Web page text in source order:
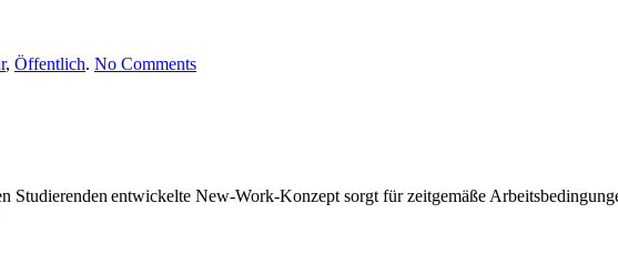
, Öffentlich. No Commentson
entwickelte New-Work-Konzept sorgt für zeitgemäße